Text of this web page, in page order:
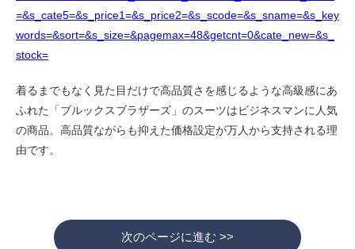
=&s_cate5=&s_price1=&s_price2=&s_scode=&s_sname=&s_key
words=&sort=&s_size=&pagemax=48&getcnt=0&cate_new=&s_
stock=
着るまでもなく見た目だけで高品質さを感じるような高級感にあ
ふれた「ブルックスブラザーズ」のスーツはビジネスマンに人気
の商品。高品質ながらも抑えた価格設定が万人から支持される理
由です。
次のページに進む >>